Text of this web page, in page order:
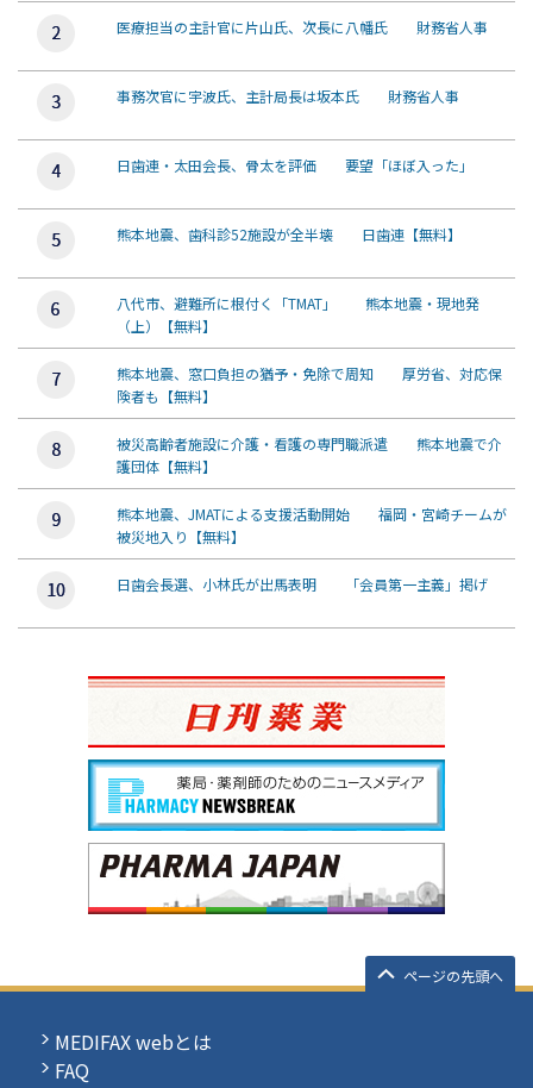
医療担当の主計官に片山氏、次長に八幡氏 財務省人事
事務次官に宇波氏、主計局長は坂本氏 財務省人事
日歯連・太田会長、骨太を評価 要望「ほぼ入った」
熊本地震、歯科診52施設が全半壊 日歯連【無料】
八代市、避難所に根付く「TMAT」 熊本地震・現地発
（上）【無料】
熊本地震、窓口負担の猶予・免除で周知 厚労省、対応保
険者も【無料】
被災高齢者施設に介護・看護の専門職派遣 熊本地震で介
護団体【無料】
熊本地震、JMATによる支援活動開始 福岡・宮崎チームが
被災地入り【無料】
日歯会長選、小林氏が出馬表明 「会員第一主義」掲げ
ページの先頭へ
MEDIFAX webとは
FAQ